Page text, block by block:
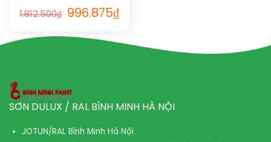
1.812.500₫ 996.875₫
SƠN DULUX / RAL BÌNH MINH HÀ NỘI
JOTUN/RAL Bình Minh Hà Nội